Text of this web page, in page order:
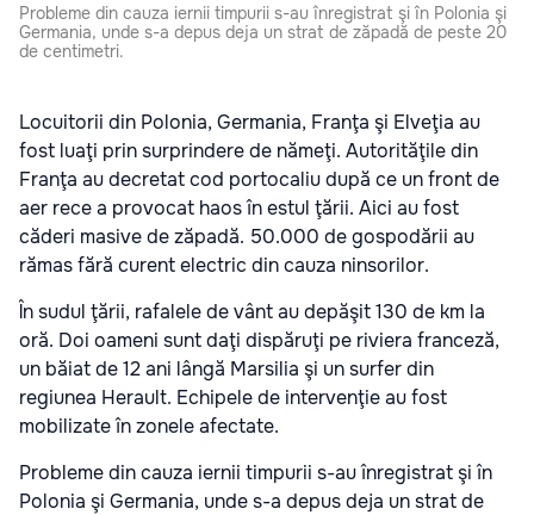
Probleme din cauza iernii timpurii s-au înregistrat şi în Polonia şi
Germania, unde s-a depus deja un strat de zăpadă de peste 20
de centimetri.
Locuitorii din Polonia, Germania, Franţa şi Elveţia au
fost luaţi prin surprindere de nămeţi. Autorităţile din
Franţa au decretat cod portocaliu după ce un front de
aer rece a provocat haos în estul ţării. Aici au fost
căderi masive de zăpadă. 50.000 de gospodării au
rămas fără curent electric din cauza ninsorilor.
În sudul ţării, rafalele de vânt au depăşit 130 de km la
oră. Doi oameni sunt daţi dispăruţi pe riviera franceză,
un băiat de 12 ani lângă Marsilia şi un surfer din
regiunea Herault. Echipele de intervenţie au fost
mobilizate în zonele afectate.
Probleme din cauza iernii timpurii s-au înregistrat şi în
Polonia şi Germania, unde s-a depus deja un strat de